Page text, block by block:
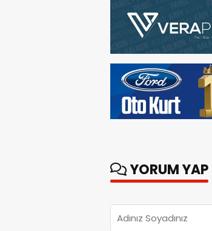
YORUM YAP